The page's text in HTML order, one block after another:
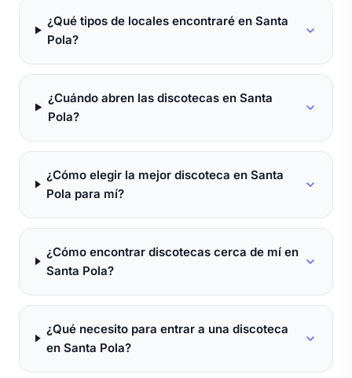
¿Qué tipos de locales encontraré en Santa
Pola?
¿Cuándo abren las discotecas en Santa
Pola?
¿Cómo elegir la mejor discoteca en Santa
Pola para mí?
¿Cómo encontrar discotecas cerca de mí en
Santa Pola?
¿Qué necesito para entrar a una discoteca
en Santa Pola?